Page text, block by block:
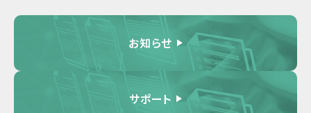
お知らせ
サポート